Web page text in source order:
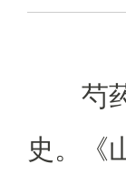
芍
史。《